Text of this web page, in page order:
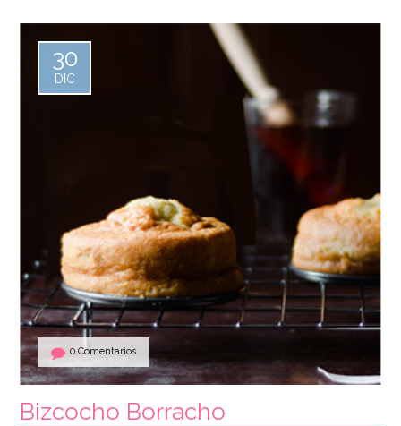
0 Comentarios
30
DIC
Bizcocho Borracho